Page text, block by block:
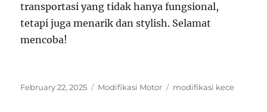
transportasi yang tidak hanya fungsional,
tetapi juga menarik dan stylish. Selamat
mencoba!
Posted
February 22, 2025 Categories
Modifikasi Motor Tags
modifikasi kece